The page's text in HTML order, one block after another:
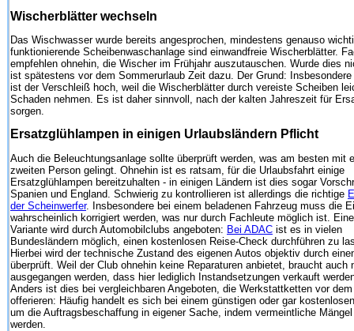
Wischerblätter wechseln
Das Wischwasser wurde bereits angesprochen, mindestens genauso
funktionierende Scheibenwaschanlage sind einwandfreie Wischerblätter.
empfehlen ohnehin, die Wischer im Frühjahr auszutauschen. Wurde dies
ist spätestens vor dem Sommerurlaub Zeit dazu. Der Grund:
ist der Verschleiß hoch, weil die Wischerblätter durch vereiste Scheiben
Schaden nehmen. Es ist daher sinnvoll, nach der kalten Jahreszeit für
sorgen.
Ersatzglühlampen in einigen Urlaubsländern Pflicht
Auch die Beleuchtungsanlage sollte überprüft werden, was am besten mit
zweiten Person gelingt. Ohnehin ist es ratsam, für die Urlaubsfahrt einige
Ersatzglühlampen bereitzuhalten - in einigen Ländern ist dies sogar
Spanien und England. Schwierig zu kontrollieren ist allerdings die richtige
der Scheinwerfer. Insbesondere bei einem beladenen Fahrzeug muss die
wahrscheinlich korrigiert werden, was nur durch Fachleute möglich ist.
Variante wird durch Automobilclubs angeboten: Bei ADAC ist es in vielen
Bundesländern möglich, einen kostenlosen Reise-Check durchführen zu
Hierbei wird der technische Zustand des eigenen Autos objektiv durch
überprüft. Weil der Club ohnehin keine Reparaturen anbietet, braucht auch
ausgegangen werden, dass hier lediglich Instandsetzungen verkauft
Anders ist dies bei vergleichbaren Angeboten, die Werkstattketten vor
offerieren: Häufig handelt es sich bei einem günstigen oder gar
um die Auftragsbeschaffung in eigener Sache, indem vermeintliche
werden.